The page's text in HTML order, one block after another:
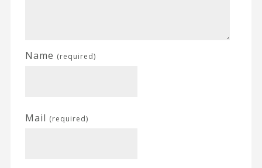
Name (required)
Mail (required)